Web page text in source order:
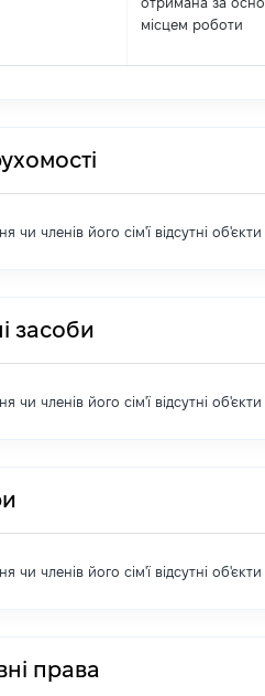
місцем роботи
чи членів його сім'ї відсутні
засоби
чи членів його сім'ї відсутні
чи членів його сім'ї відсутні
права